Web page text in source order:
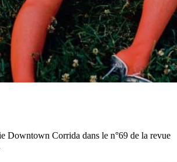
Downtown Corrida dans le n°69 de la revue